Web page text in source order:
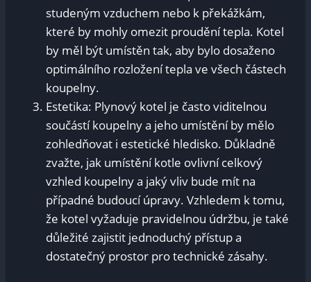
studeným vzduchem nebo k překážkám,
které by mohly omezit proudění tepla. Kotel
by měl být umístěn tak, aby bylo dosaženo
optimálního rozložení tepla ve všech částech
koupelny.
Estetika: Plynový kotel je často viditelnou
součástí koupelny a jeho umístění by mělo
zohledňovat i estetické hledisko. Důkladně
zvažte, jak umístění kotle ovlivní celkový
vzhled koupelny a jaký vliv bude mít na
případné budoucí úpravy. Vzhledem k tomu,
že kotel vyžaduje pravidelnou údržbu, je také
důležité zajistit jednoduchý přístup a
dostatečný prostor pro technické zásahy.